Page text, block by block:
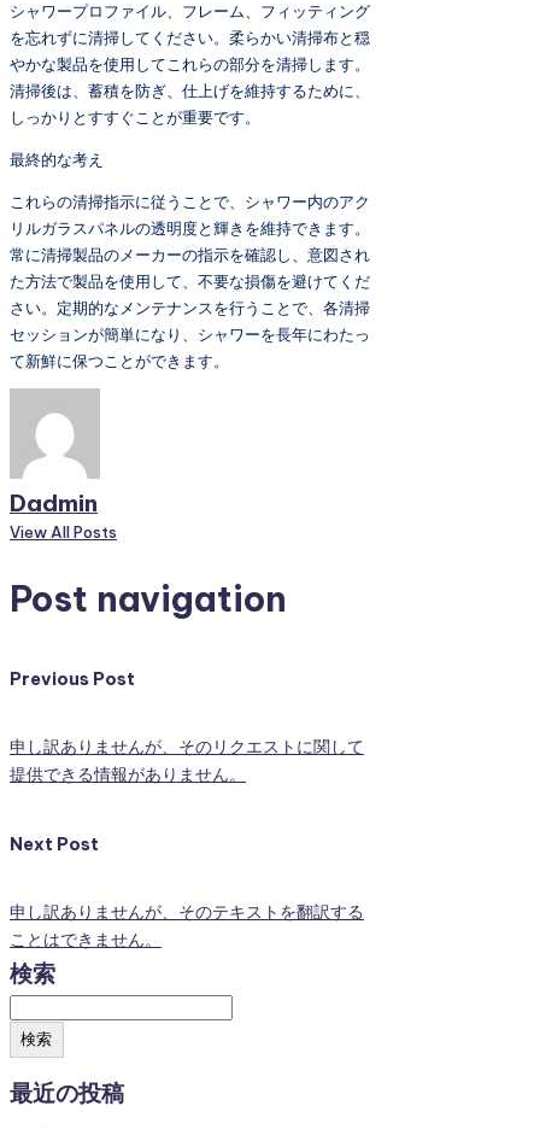
シャワープロファイル、フレーム、フィッティング
を忘れずに清掃してください。柔らかい清掃布と穏
やかな製品を使用してこれらの部分を清掃します。
清掃後は、蓄積を防ぎ、仕上げを維持するために、
しっかりとすすぐことが重要です。
最終的な考え
これらの清掃指示に従うことで、シャワー内のアク
リルガラスパネルの透明度と輝きを維持できます。
常に清掃製品のメーカーの指示を確認し、意図され
た方法で製品を使用して、不要な損傷を避けてくだ
さい。定期的なメンテナンスを行うことで、各清掃
セッションが簡単になり、シャワーを長年にわたっ
て新鮮に保つことができます。
Dadmin
View All Posts
Post navigation
Previous Post
申し訳ありませんが、そのリクエストに関して
提供できる情報がありません。
Next Post
申し訳ありませんが、そのテキストを翻訳する
ことはできません。
検索
検索
最近の投稿